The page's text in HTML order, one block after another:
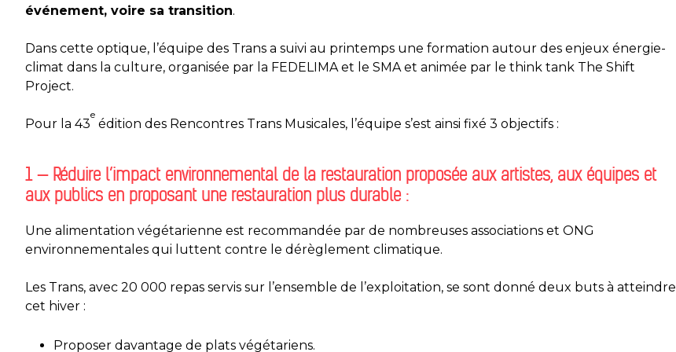
événement, voire sa transition.
Dans cette optique, l’équipe des Trans a suivi au printemps une formation autour des enjeux énergie-
climat dans la culture, organisée par la FEDELIMA et le SMA et animée par le think tank The Shift
Project.
Pour la 43
e
édition des Rencontres Trans Musicales, l’équipe s’est ainsi fixé 3 objectifs :
1 — Réduire l’impact environnemental de la restauration proposée aux artistes, aux équipes et
aux publics en proposant une restauration plus durable :
Une alimentation végétarienne est recommandée par de nombreuses associations et ONG
environnementales qui luttent contre le dérèglement climatique.
Les Trans, avec 20 000 repas servis sur l’ensemble de l’exploitation, se sont donné deux buts à atteindre
cet hiver :
Proposer davantage de plats végétariens.